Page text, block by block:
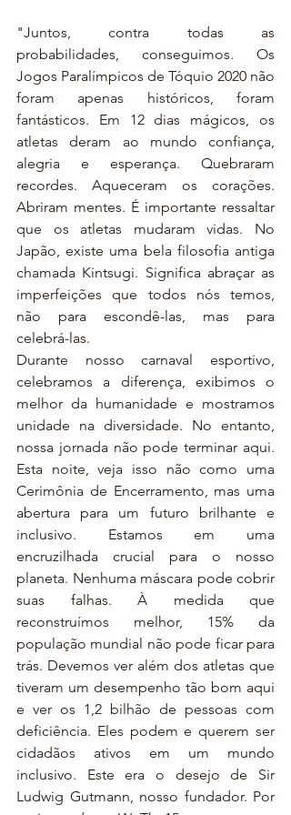
"Juntos, contra todas as
probabilidades, conseguimos. Os
Jogos Paralímpicos de Tóquio 2020 não
foram apenas históricos, foram
fantásticos. Em 12 dias mágicos, os
atletas deram ao mundo confiança,
alegria e esperança. Quebraram
recordes. Aqueceram os corações.
Abriram mentes. É importante ressaltar
que os atletas mudaram vidas. No
Japão, existe uma bela filosofia antiga
chamada Kintsugi. Significa abraçar as
imperfeições que todos nós temos,
não para escondê-las, mas para
celebrá-las.
Durante nosso carnaval esportivo,
celebramos a diferença, exibimos o
melhor da humanidade e mostramos
unidade na diversidade. No entanto,
nossa jornada não pode terminar aqui.
Esta noite, veja isso não como uma
Cerimônia de Encerramento, mas uma
abertura para um futuro brilhante e
inclusivo. Estamos em uma
encruzilhada crucial para o nosso
planeta. Nenhuma máscara pode cobrir
suas falhas. À medida que
reconstruímos melhor, 15% da
população mundial não pode ficar para
trás. Devemos ver além dos atletas que
tiveram um desempenho tão bom aqui
e ver os 1,2 bilhão de pessoas com
deficiência. Eles podem e querem ser
cidadãos ativos em um mundo
inclusivo. Este era o desejo de Sir
Ludwig Gutmann, nosso fundador. Por